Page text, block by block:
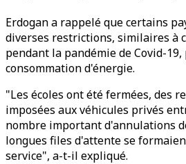
Erdogan a rappelé que certains
diverses restrictions, similaires à
pendant la pandémie de Covid-
consommation d'énergie.
"Les écoles ont été fermées, des
imposées aux véhicules privés
nombre important d'annulations
longues files d'attente se
service", a-t-il expliqué.